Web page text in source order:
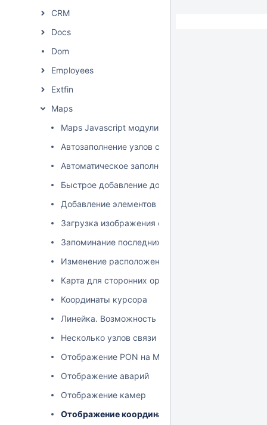
CRM
Docs
Dom
Employees
Extfin
Maps
Maps Javascript модули
Автозаполнение узлов связи при добавлении
Автоматическое заполнение координат
Быстрое добавление домов
Добавление элементов на карту
Загрузка изображения с увеличенной версией
Запоминание последних координат
Изменение расположения объектов
Карта для сторонних организаций
Координаты курсора
Линейка. Возможность измерить расстояние
Несколько узлов связи по одному адресу
Отображение PON на Maps
Отображение аварий
Отображение камер
Отображение координат